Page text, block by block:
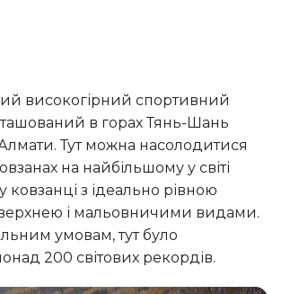
в горах Тянь-Шань
Тут можна насолодитися
на найбільшому у світі
ковзанці з ідеально рівною
і мальовничими видами.
умовам, тут було
200 світових рекордів.